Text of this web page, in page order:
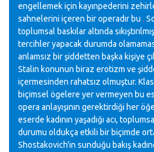
engellemek için kayınpederini
sahnelerini içeren bir operadır bu .
toplumsal baskılar altında
tercihler yapacak durumda
anlamsız bir şiddetten başka kişiye
Stalin konunun biraz erotizm ve
içermesinden rahatsız olmuştur.
biçimsel ögelere yer vermeyen bu
opera anlayışının gerektirdiği her
eserde kadının yaşadığı acı,
durumu oldukça etkili bir biçimde
Shostakovich'in sunduğu bakış